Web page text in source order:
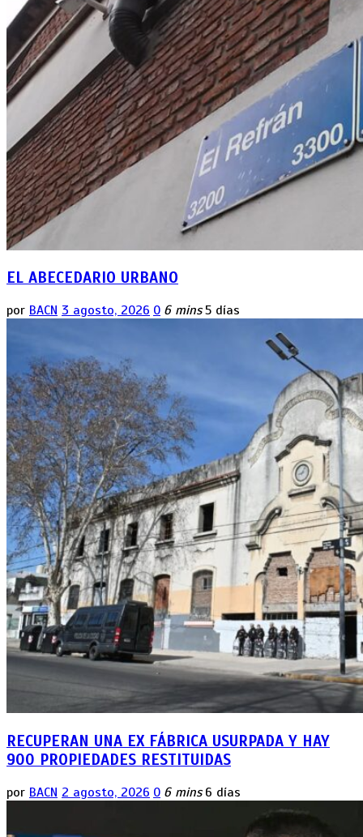
EL ABECEDARIO URBANO
por BACN 3 agosto, 2026 0 6 mins 5 días
RECUPERAN UNA EX FÁBRICA USURPADA Y HAY
900 PROPIEDADES RESTITUIDAS
por BACN 2 agosto, 2026 0 6 mins 6 días